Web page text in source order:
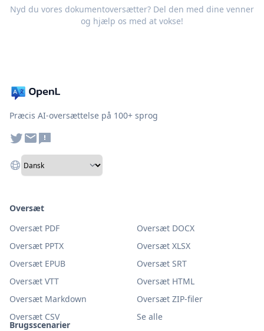
Nyd du vores dokumentoversætter? Del den med dine venner
og hjælp os med at vokse!
Præcis AI-oversættelse på 100+ sprog
Brugsscenarier
Oversæt
Oversæt PDF
Oversæt DOCX
Oversæt PPTX
Oversæt XLSX
Oversæt EPUB
Oversæt SRT
Oversæt VTT
Oversæt HTML
Oversæt Markdown
Oversæt ZIP-filer
Oversæt CSV
Se alle